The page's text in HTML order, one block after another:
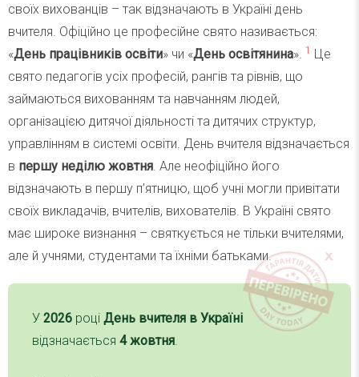
своїх вихованців – так відзначають в Україні день
вчителя. Офіційно це професійне свято називається:
«День працівників освіти» чи «День освітянина». 1
Це
свято педагогів усіх професій, рангів та рівнів, що
займаються вихованням та навчанням людей,
організацією дитячої діяльності та дитячих структур,
управлінням в системі освіти. День вчителя відзначається
в першу неділю жовтня. Але неофіційно його
відзначають в першу п’ятницю, щоб учні могли привітати
своїх викладачів, вчителів, вихователів. В Україні свято
має широке визнання – святкується не тільки вчителями,
але й учнями, студентами та їхніми батьками.
У 2026 році День вчителя в Україні
відзначається 4 жовтня.